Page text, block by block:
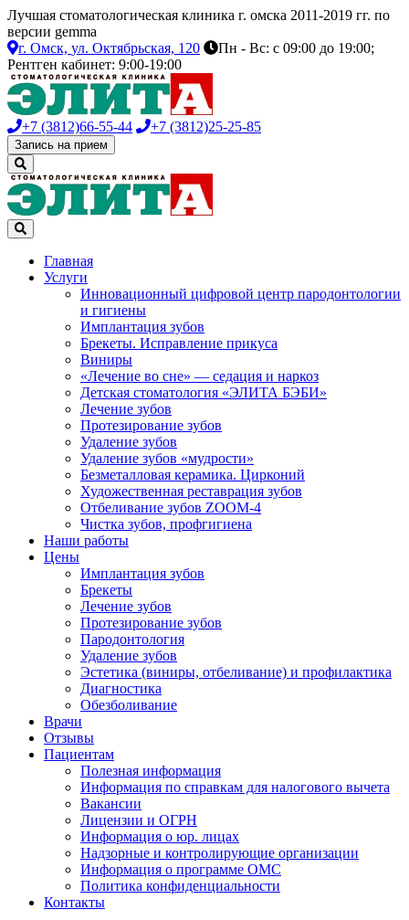
Лучшая стоматологическая клиника г. омска 2011-2019 гг. по
версии gemma
г. Омск, ул. Октябрьская, 120
Пн - Вс: с 09:00 до 19:00;
Рентген кабинет: 9:00-19:00
+7 (3812)66-55-44 +7 (3812)25-25-85
Запись на прием
Главная
Услуги
Инновационный цифровой центр пародонтологии
и гигиены
Имплантация зубов
Брекеты. Исправление прикуса
Виниры
«Лечение во сне» — седация и наркоз
Детская стоматология «ЭЛИТА БЭБИ»
Лечение зубов
Протезирование зубов
Удаление зубов
Удаление зубов «мудрости»
Безметалловая керамика. Цирконий
Художественная реставрация зубов
Отбеливание зубов ZOOM-4
Чистка зубов, профгигиена
Наши работы
Цены
Имплантация зубов
Брекеты
Лечение зубов
Протезирование зубов
Пародонтология
Удаление зубов
Эстетика (виниры, отбеливание) и профилактика
Диагностика
Обезболивание
Врачи
Отзывы
Пациентам
Полезная информация
Информация по справкам для налогового вычета
Вакансии
Лицензии и ОГРН
Информация о юр. лицах
Надзорные и контролирующие организации
Информация о программе ОМС
Политика конфиденциальности
Контакты